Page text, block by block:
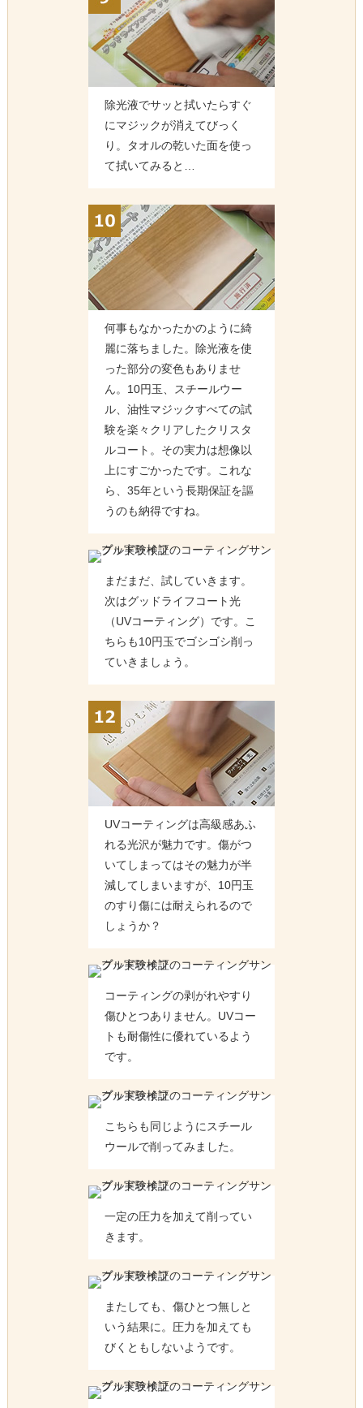
除光液でサッと拭いたらすぐ
にマジックが消えてびっく
り。タオルの乾いた面を使っ
て拭いてみると…
何事もなかったかのように綺
麗に落ちました。除光液を使
った部分の変色もありませ
ん。10円玉、スチールウー
ル、油性マジックすべての試
験を楽々クリアしたクリスタ
ルコート。その実力は想像以
上にすごかったです。これな
ら、35年という長期保証を謳
うのも納得ですね。
まだまだ、試していきます。
次はグッドライフコート光
（UVコーティング）です。こ
ちらも10円玉でゴシゴシ削っ
ていきましょう。
UVコーティングは高級感あふ
れる光沢が魅力です。傷がつ
いてしまってはその魅力が半
減してしまいますが、10円玉
のすり傷には耐えられるので
しょうか？
コーティングの剥がれやすり
傷ひとつありません。UVコー
トも耐傷性に優れているよう
です。
こちらも同じようにスチール
ウールで削ってみました。
一定の圧力を加えて削ってい
きます。
またしても、傷ひとつ無しと
いう結果に。圧力を加えても
びくともしないようです。